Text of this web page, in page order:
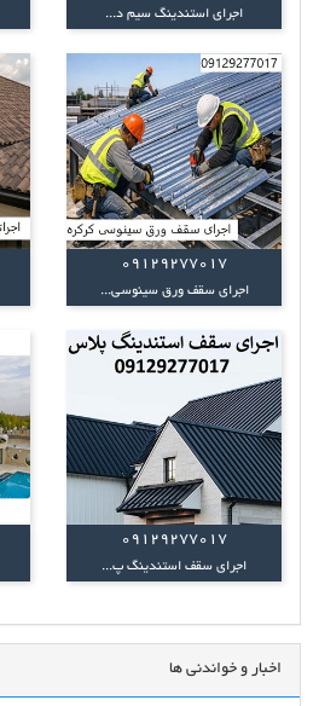
اجرای استندینگ سیم د...
09129277017
اجرای سقف ورق سینوسی...
09129277017
اجرای سقف استندینگ پ...
اخبار و خواندنی ها